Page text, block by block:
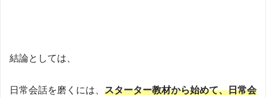
結論としては、
日常会話を磨くには、 スターター教材から始めて、日常会